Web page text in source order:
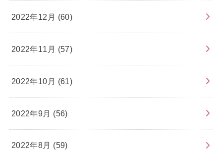
2022年12月 (60)
2022年11月 (57)
2022年10月 (61)
2022年9月 (56)
2022年8月 (59)